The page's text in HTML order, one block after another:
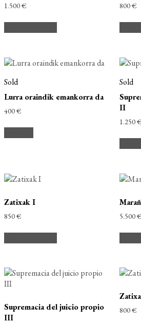
1.500€ 800€
Sold
Lurra oraindik emankorra da
400€
Sold
II
1.250€
Zatixak I
850€ 5.500€
Supremacia del juicio propio
III
800€